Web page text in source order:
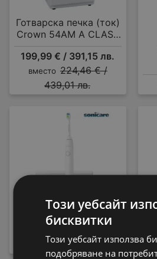
Готварска печка (ток)
Crown 54AM A CLASS
ток , Бял
199,99 € / 391,15 лв.
вместо 224,46 € /
439,01 лв.
Електрическа четка
за зъби Philips
HX7108/02 Sonicare
79,99 € / 156,45 лв.
Този уебсайт
бисквитки
Този уебсайт използва
подобряване на